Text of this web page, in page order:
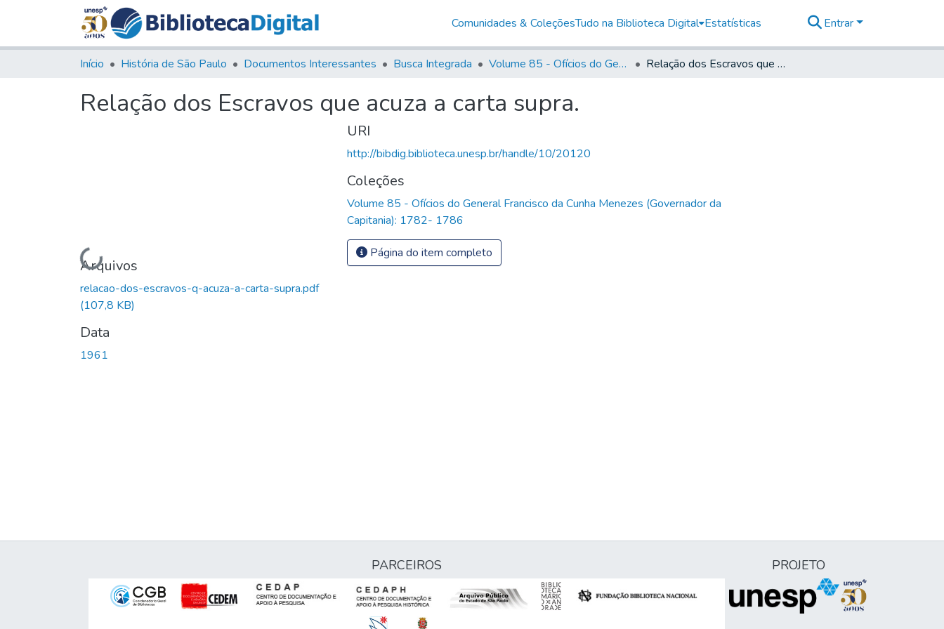
Comunidades & ColeçõesTudo na Biblioteca Digital Estatísticas Entrar
Início História de São Paulo Documentos Interessantes Busca Integrada Volume 85 - Ofícios do General Francisco da Cunha Menezes (Governador da Capitania): 1782- 1786 Relação dos Escravos que acuza a carta supra.
Relação dos Escravos que acuza a carta supra.
Carregando...
Arquivos
relacao-dos-escravos-q-acuza-a-carta-supra.pdf
(107,8 KB)
Data
1961
URI
http://bibdig.biblioteca.unesp.br/handle/10/20120
Coleções
Volume 85 - Ofícios do General Francisco da Cunha Menezes (Governador da
Capitania): 1782- 1786
Página do item completo
PARCEIROS PROJETO